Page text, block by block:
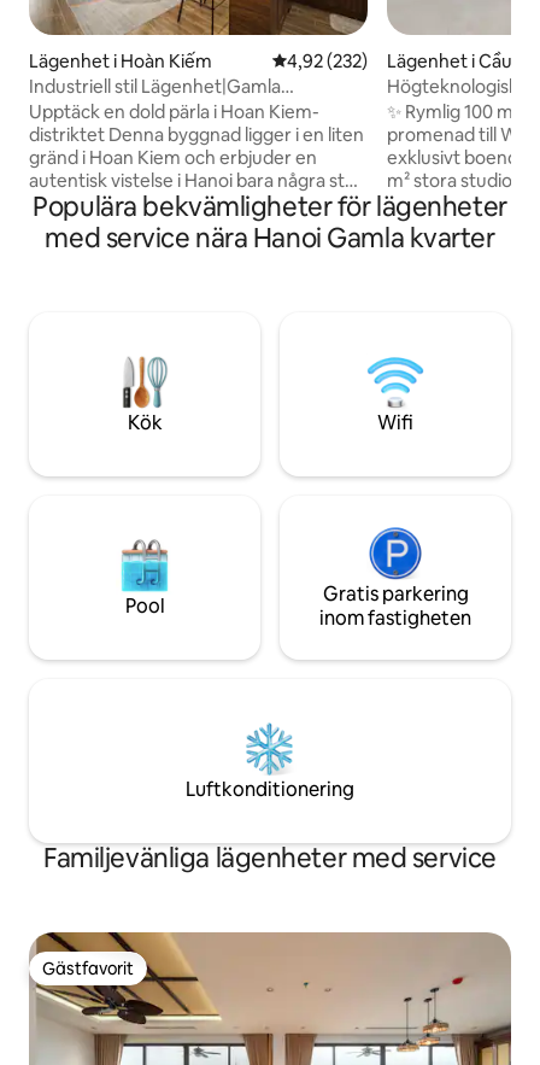
Lägenhet i Hoàn Kiếm 4,92 av 5 i genomsnittligt
4,92 (232)
Industriell stil Lägenhet|Gamla
kvarteret|Hiss|QuiteIKit 5
Upptäck en dold pärla i Hoan Kiem-
distriktet Denna byggnad ligger i en liten
gränd i Hoan Kiem och erbjuder en
autentisk vistelse i Hanoi bara några steg
från stadens livliga centrum. Njut av
enkel tillgång till ikoniska sevärdheter i
ett livligt, karaktärsfyllt grannskap. -
promenad till Hanois järnvägsstation - 20
minuters promenad till Night Market -
Restauranger, bank och kafé i närheten -
SIM-kort till salu
Lägenhet i Cầu
Högteknologisk
över Westlake
✨ Rymlig 100 m²
promenad till Westlake
exklusivt boende i
m² stora studio i
minuters
Några steg från
kaféer och
eller längre vistelser. 💬 Support
runt – Vi finns här
som helst under
Populära bekvämligheter för lägenheter
med service nära Hanoi Gamla kvarter
Kök Wifi
Pool
Gratis parkering
inom fastigheten
Luftkonditionering
Familjevänliga lägenheter med service
Gästfavorit
Gästfavorit